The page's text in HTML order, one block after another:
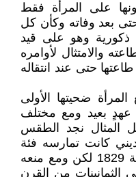
على المرأة فقط
بعد وفاته وكأن كل
وهو على قيد
والامتثال لأوامره
حتى عند انتقاله
ضحيتها الأولى
عهدٍ بعيد ومع مختلف
المثال نجد الطقس
كانت تمارسه فئة
من الهندوسيين حتى تم منعه سنة 1829 لكن ومع منعه
من القرن